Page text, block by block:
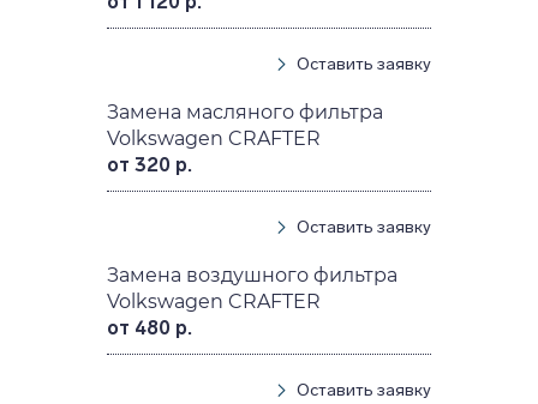
Оставить заявку
Замена масляного фильтра
Volkswagen CRAFTER
от 320 р.
Оставить заявку
Замена воздушного фильтра
Volkswagen CRAFTER
от 480 р.
Оставить заявку